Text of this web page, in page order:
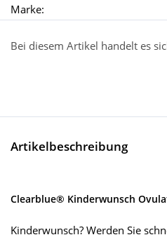
Marke:
Bei diesem Artikel handelt es
Artikelbeschreibung
Clearblue® Kinderwunsch
Kinderwunsch? Werden Sie